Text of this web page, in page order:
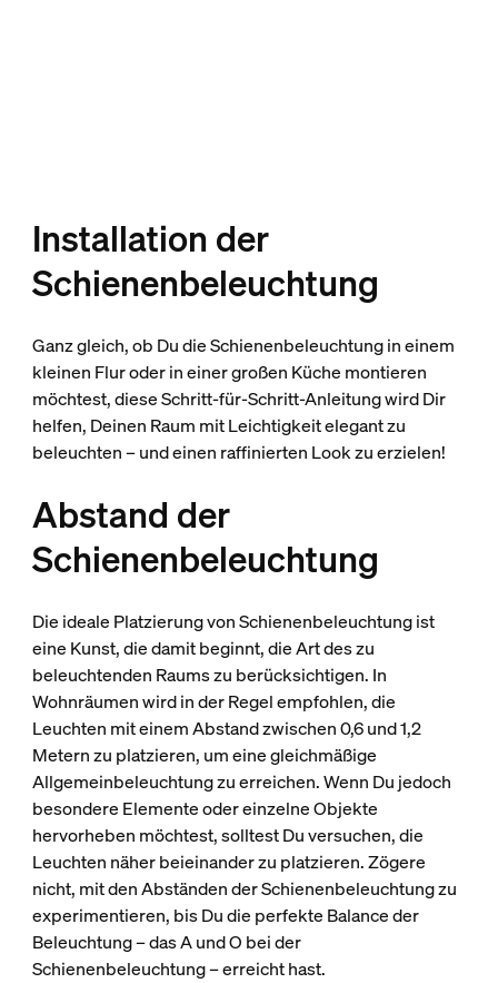
Installation der
Schienenbeleuchtung
Ganz gleich, ob Du die Schienenbeleuchtung in einem
kleinen Flur oder in einer großen Küche montieren
möchtest, diese Schritt-für-Schritt-Anleitung wird Dir
helfen, Deinen Raum mit Leichtigkeit elegant zu
beleuchten – und einen raffinierten Look zu erzielen!
Abstand der
Schienenbeleuchtung
Die ideale Platzierung von Schienenbeleuchtung ist
eine Kunst, die damit beginnt, die Art des zu
beleuchtenden Raums zu berücksichtigen. In
Wohnräumen wird in der Regel empfohlen, die
Leuchten mit einem Abstand zwischen 0,6 und 1,2
Metern zu platzieren, um eine gleichmäßige
Allgemeinbeleuchtung zu erreichen. Wenn Du jedoch
besondere Elemente oder einzelne Objekte
hervorheben möchtest, solltest Du versuchen, die
Leuchten näher beieinander zu platzieren. Zögere
nicht, mit den Abständen der Schienenbeleuchtung zu
experimentieren, bis Du die perfekte Balance der
Beleuchtung – das A und O bei der
Schienenbeleuchtung – erreicht hast.